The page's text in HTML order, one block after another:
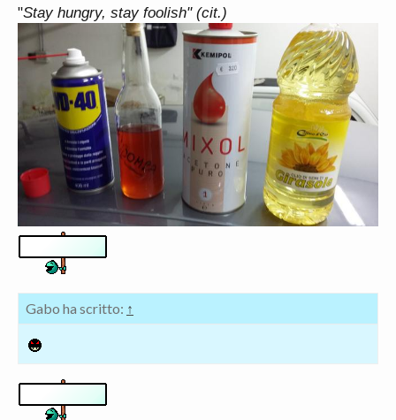
"Stay hungry, stay foolish" (cit.)
Gabo ha scritto: ↑